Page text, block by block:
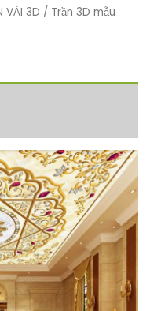
VẢI 3D / Trần 3D mẫu